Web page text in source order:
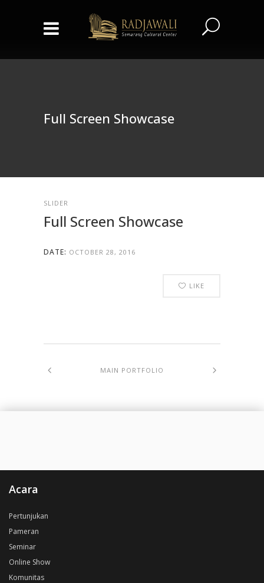
Full Screen Showcase
SLIDER
Full Screen Showcase
DATE: OCTOBER 28, 2016
LIKE
MAIN PORTFOLIO
Acara
Pertunjukan
Pameran
Seminar
Online Show
Komunitas